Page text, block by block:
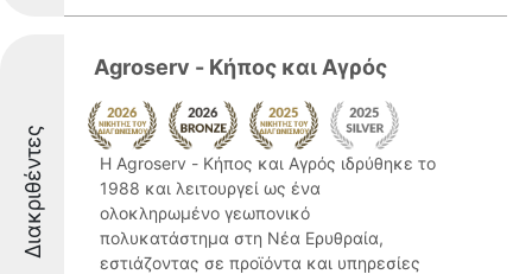
Διακριθέντες
Agroserv - Κήπος και Αγρός
Η Agroserv - Κήπος και Αγρός ιδρύθηκε το
1988 και λειτουργεί ως ένα
ολοκληρωμένο γεωπονικό
πολυκατάστημα στη Νέα Ερυθραία,
εστιάζοντας σε προϊόντα και υπηρεσίες